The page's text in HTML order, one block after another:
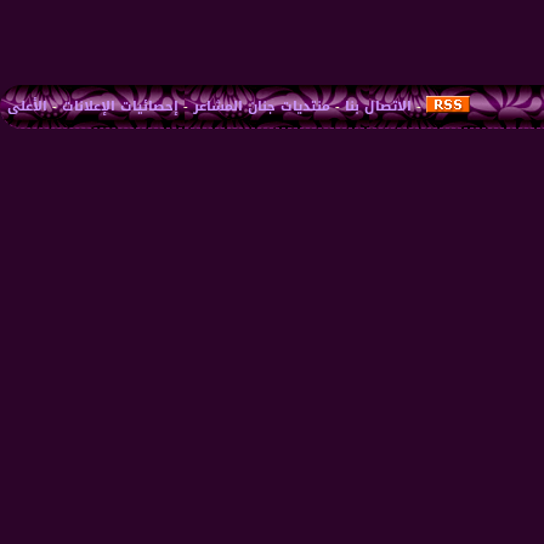
-الاتصال بنا-منتديات جنان المشاعر-إحصائيات الإعلانات-الأعلى